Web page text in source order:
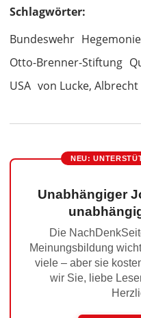
Schlagwörter:
Bundeswehr Hegemonie
Otto-Brenner-Stiftung
USA von Lucke, Albrecht
NEU:
Unabhängiger
Die
Meinungsbildung
viele – aber sie
wir Sie, liebe